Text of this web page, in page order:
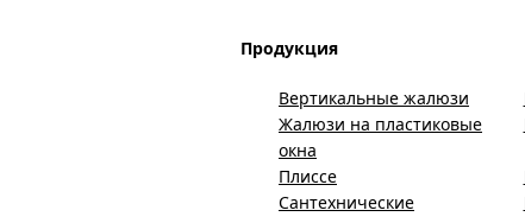
Продукция
Вертикальные жалюзи
Жалюзи на пластиковые
окна
Плиссе
Сантехнические